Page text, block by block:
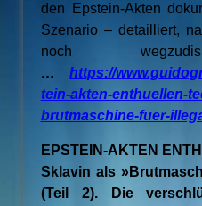
den Epstein-Akten
Szenario – detailliert,
noch
…https://
tein-akten-enthuellen-
brutmaschine-fuer-
EPSTEIN-AKTEN
Sklavin als
(Teil 2). Die